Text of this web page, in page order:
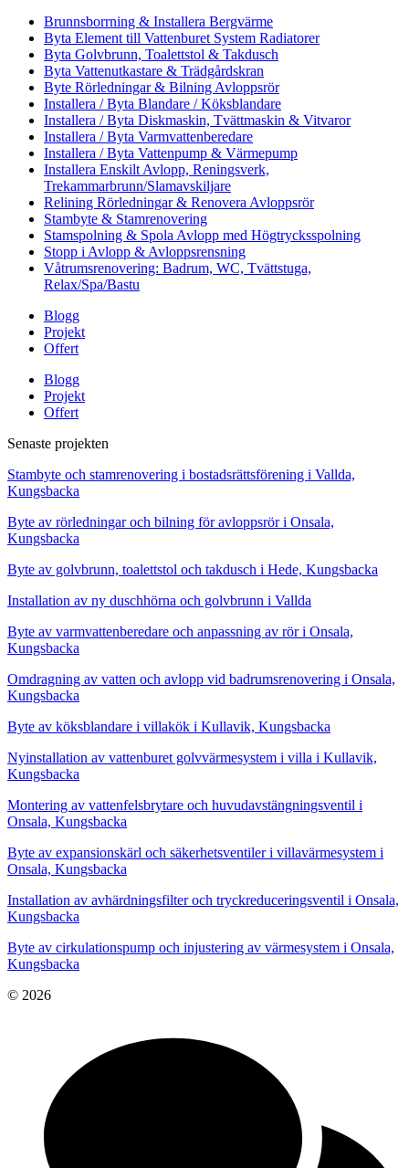
Brunnsborrning & Installera Bergvärme
Byta Element till Vattenburet System Radiatorer
Byta Golvbrunn, Toalettstol & Takdusch
Byta Vattenutkastare & Trädgårdskran
Byte Rörledningar & Bilning Avloppsrör
Installera / Byta Blandare / Köksblandare
Installera / Byta Diskmaskin, Tvättmaskin & Vitvaror
Installera / Byta Varmvattenberedare
Installera / Byta Vattenpump & Värmepump
Installera Enskilt Avlopp, Reningsverk,
Trekammarbrunn/Slamavskiljare
Relining Rörledningar & Renovera Avloppsrör
Stambyte & Stamrenovering
Stamspolning & Spola Avlopp med Högtrycksspolning
Stopp i Avlopp & Avloppsrensning
Våtrumsrenovering: Badrum, WC, Tvättstuga,
Relax/Spa/Bastu
Blogg
Projekt
Offert
Blogg
Projekt
Offert
Senaste projekten
Stambyte och stamrenovering i bostadsrättsförening i Vallda,
Kungsbacka
Byte av rörledningar och bilning för avloppsrör i Onsala,
Kungsbacka
Byte av golvbrunn, toalettstol och takdusch i Hede, Kungsbacka
Installation av ny duschhörna och golvbrunn i Vallda
Byte av varmvattenberedare och anpassning av rör i Onsala,
Kungsbacka
Omdragning av vatten och avlopp vid badrumsrenovering i Onsala,
Kungsbacka
Byte av köksblandare i villakök i Kullavik, Kungsbacka
Nyinstallation av vattenburet golvvärmesystem i villa i Kullavik,
Kungsbacka
Montering av vattenfelsbrytare och huvudavstängningsventil i
Onsala, Kungsbacka
Byte av expansionskärl och säkerhetsventiler i villavärmesystem i
Onsala, Kungsbacka
Installation av avhärdningsfilter och tryckreduceringsventil i Onsala,
Kungsbacka
Byte av cirkulationspump och injustering av värmesystem i Onsala,
Kungsbacka
© 2026